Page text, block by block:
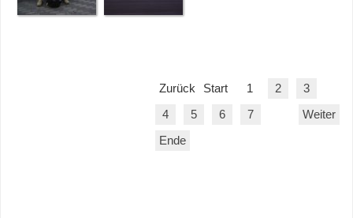
Start
Zurück 1 2
3
4
5 6 7
Weiter
Ende